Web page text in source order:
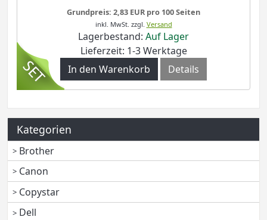
Grundpreis: 2,83 EUR pro 100 Seiten
inkl. MwSt. zzgl. Versand
Lagerbestand: Auf Lager
Lieferzeit: 1-3 Werktage
In den Warenkorb
Details
Kategorien
Brother
Canon
Copystar
Dell